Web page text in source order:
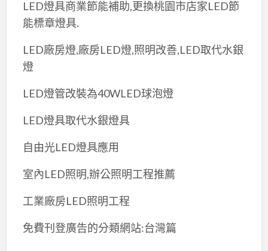
LED燈具商業節能補助,更換桃園市店家LED節
能標章燈具.
LED廠房燈,廠房LED燈,照明改善,LED取代水銀
燈
LED燈管改裝為40WLED球泡燈
LED燈具取代水銀燈具
自由光LED燈具應用
室內LED照明,辦公照明工程推薦
工業廠房LED照明工程
免費刊登廣告的分類網站:台灣篇